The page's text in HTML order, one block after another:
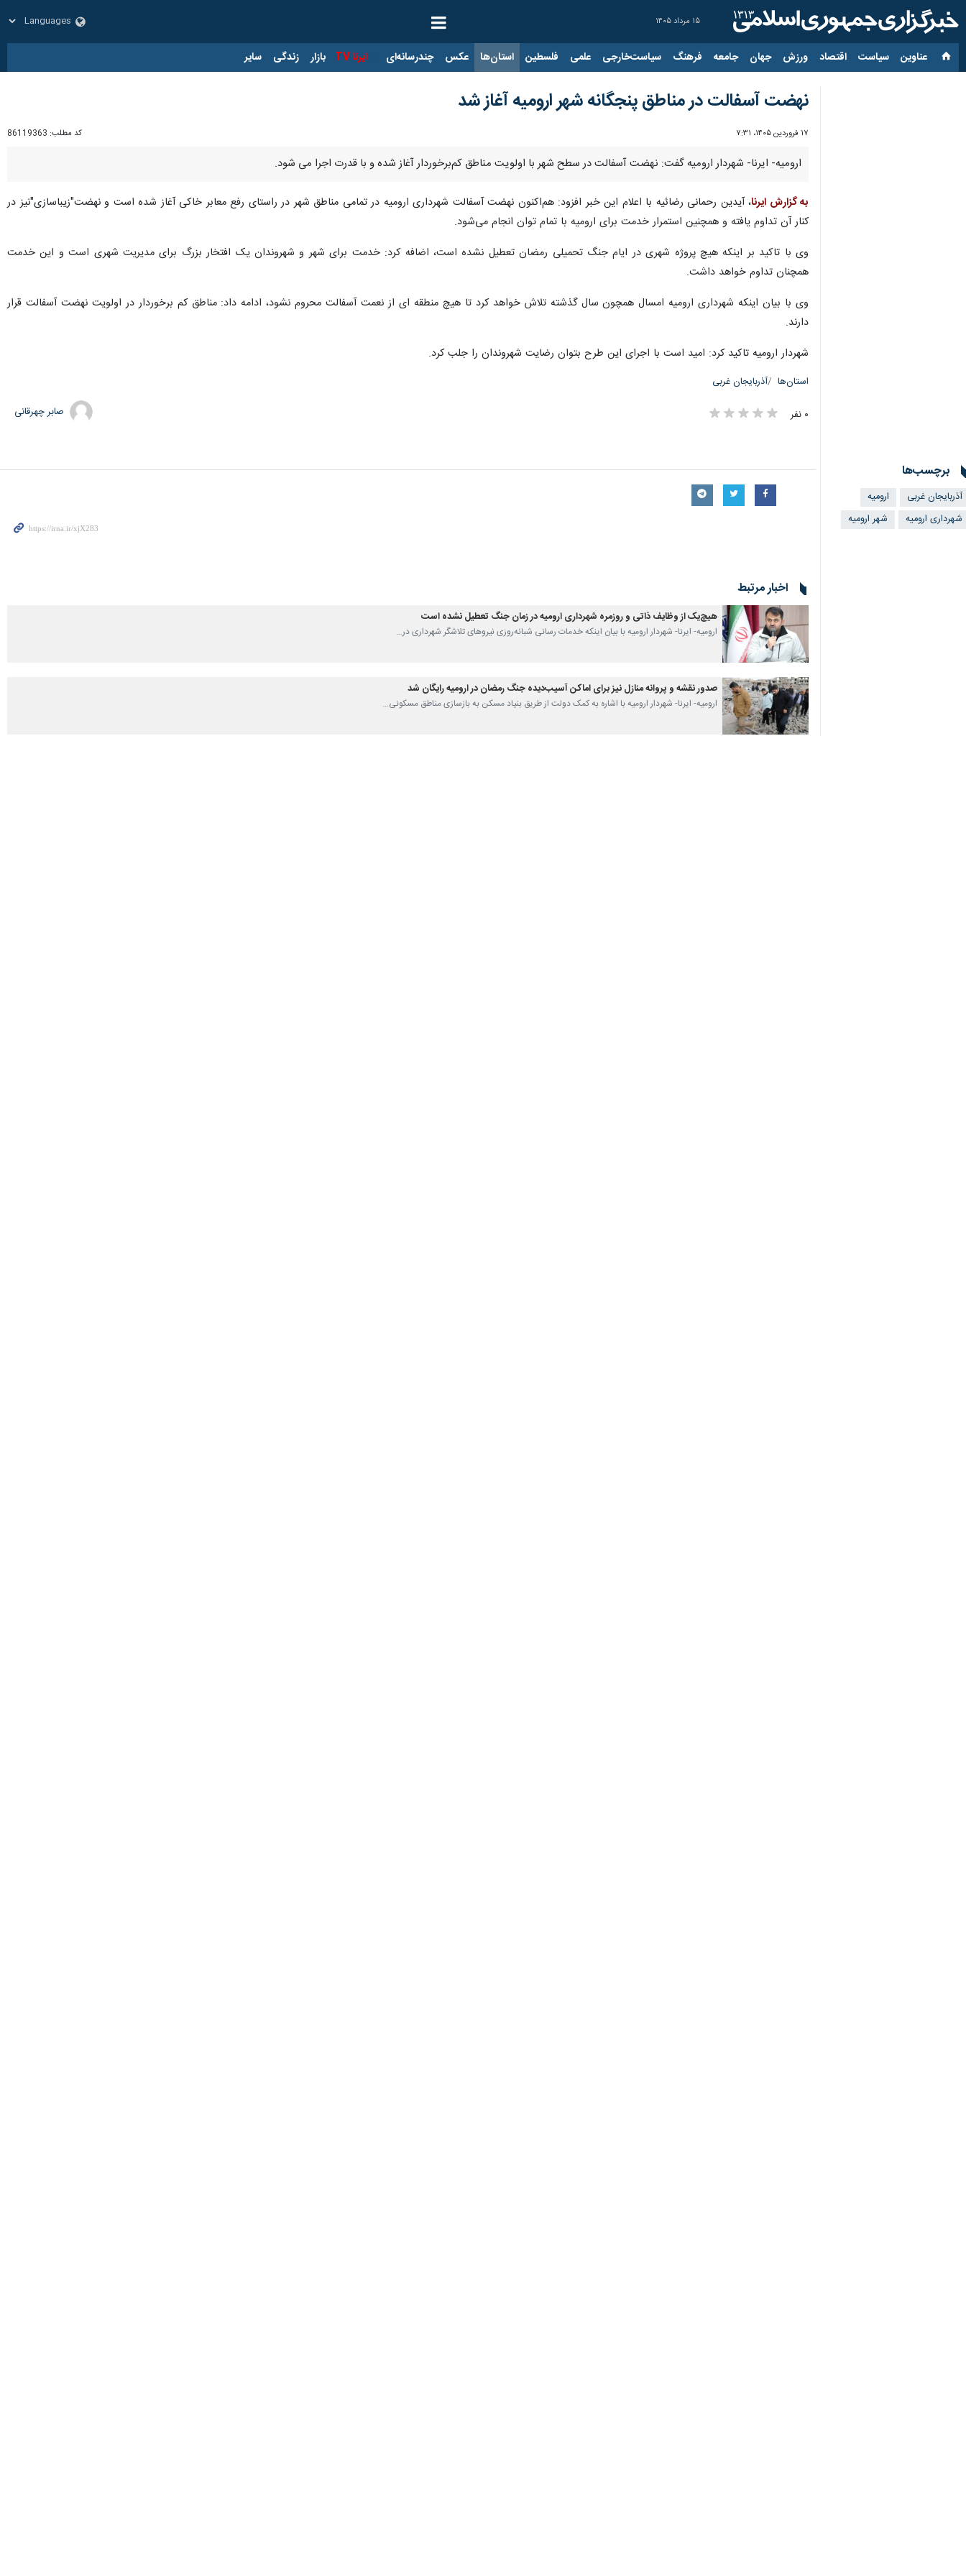
۱۵ مرداد ۱۴۰۵
عناوین‌ سیاست اقتصاد ورزش جهان جامعه فرهنگ سیاست‌خارجی علمی فلسطین استان‌ها عکس چندرسانه‌ای ایرنا TV بازار زندگی سایر
نهضت آسفالت در مناطق پنجگانه شهر ارومیه آغاز شد
۱۷ فروردین ۱۴۰۵، ۷:۳۱ کد مطلب: 86119363
ارومیه- ایرنا- شهردار ارومیه گفت: نهضت آسفالت در سطح شهر با اولویت مناطق کم‌برخوردار آغاز شده و با قدرت اجرا می شود.
به گزارش ایرنا، آیدین رحمانی رضائیه با اعلام این خبر افزود: هم‌اکنون نهضت آسفالت شهرداری ارومیه در تمامی مناطق شهر در راستای رفع معابر خاکی آغاز شده است و نهضت"زیباسازی"نیز در
کنار آن تداوم یافته و همچنین استمرار خدمت برای ارومیه با تمام توان انجام می‌شود.
وی با تاکید بر اینکه هیچ پروژه شهری در ایام جنگ تحمیلی رمضان تعطیل نشده است، اضافه کرد: خدمت برای شهر و شهروندان یک افتخار بزرگ برای مدیریت شهری است و این خدمت
همچنان تداوم خواهد داشت.
وی با بیان اینکه شهرداری ارومیه امسال همچون سال گذشته تلاش خواهد کرد تا هیچ منطقه ای از نعمت آسفالت محروم نشود، ادامه داد: مناطق کم برخوردار در اولویت نهضت آسفالت قرار
دارند.
شهردار ارومیه تاکید کرد: امید است با اجرای این طرح بتوان رضایت شهروندان را جلب کرد.
استان‌ها آذربایجان غربی
۰ نفر صابر چهرقانی
برچسب‌ها
آذربایجان غربی
ارومیه
شهرداری ارومیه
شهر ارومیه
اخبار مرتبط
هیچ‌یک از وظایف ذاتی و روزمره شهرداری ارومیه در زمان جنگ تعطیل نشده است
ارومیه- ایرنا- شهردار ارومیه با بیان اینکه خدمات رسانی شبانه‌روزی نیروهای تلاشگر شهرداری در…
صدور نقشه و پروانه‌ منازل نیز برای اماکن آسیب‌دیده جنگ رمضان در ارومیه رایگان شد
ارومیه- ایرنا- شهردار ارومیه با اشاره به کمک دولت از طریق بنیاد مسکن به بازسازی مناطق مسکونی…